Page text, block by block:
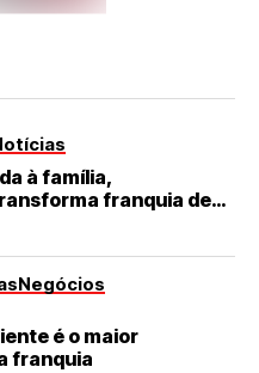
à família,
franquia de
de destaque no RN
Negócios
é o maior
franquia